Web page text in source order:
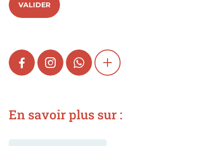
VALIDER
FACEBOOKINSTAGRAMWHATSAPPSHOW MORE
En savoir plus sur :